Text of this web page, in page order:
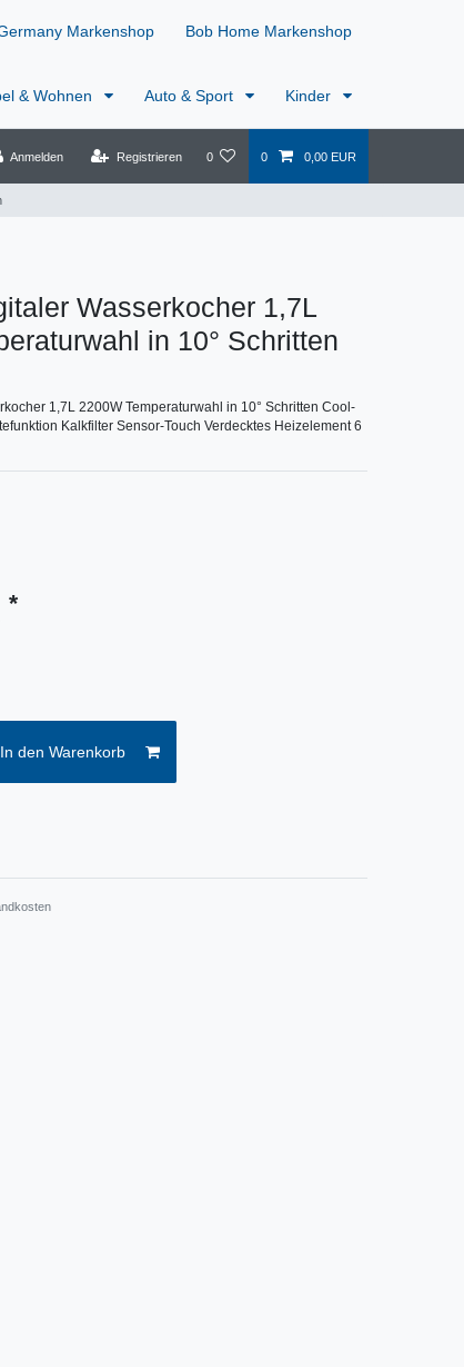
Markenshop Bob Home Markenshop
& Wohnen Auto & Sport Kinder
Anmelden Registrieren 0 0 0,00 EUR
Wasserkocher 1,7L
in 10° Schritten
1,7L 2200W Temperaturwahl in 10° Schritten Cool-
Kalkfilter Sensor-Touch Verdecktes Heizelement 6
*
In den Warenkorb